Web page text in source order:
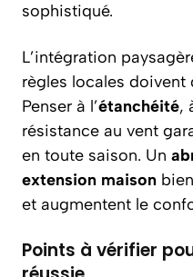
sophistiqué.
L’intégration
règles locales doivent
Penser à l’étanchéité,
résistance au vent
en toute saison. Un
extension maison
et augmentent le
Points à vérifier